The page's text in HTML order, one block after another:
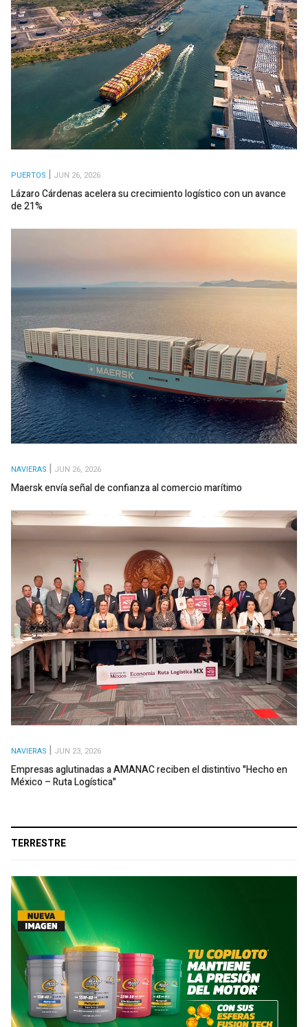
PUERTOS JUN 26, 2026
Lázaro Cárdenas acelera su crecimiento logístico con un avance
de 21%
NAVIERAS JUN 26, 2026
Maersk envía señal de confianza al comercio marítimo
NAVIERAS JUN 23, 2026
Empresas aglutinadas a AMANAC reciben el distintivo "Hecho en
México – Ruta Logística"
TERRESTRE